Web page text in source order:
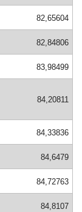
82,65604
82,84806
83,98499
84,20811
84,33836
84,6479
84,72763
84,8107